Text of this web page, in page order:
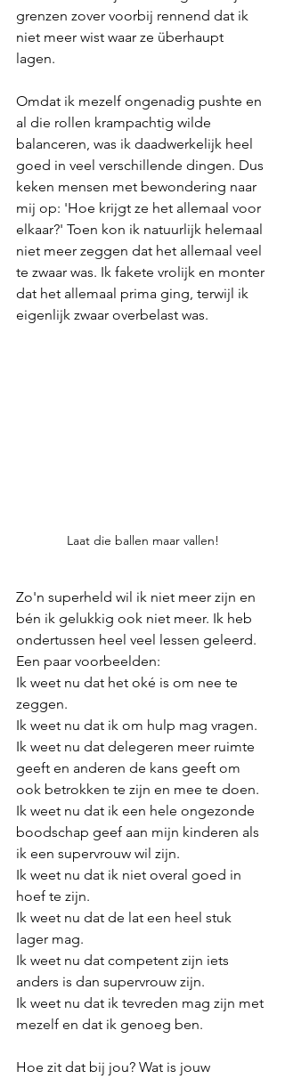
grenzen zover voorbij rennend dat ik
niet meer wist waar ze überhaupt
lagen.
Omdat ik mezelf ongenadig pushte en
al die rollen krampachtig wilde
balanceren, was ik daadwerkelijk heel
goed in veel verschillende dingen. Dus
keken mensen met bewondering naar
mij op: 'Hoe krijgt ze het allemaal voor
elkaar?' Toen kon ik natuurlijk helemaal
niet meer zeggen dat het allemaal veel
te zwaar was. Ik fakete vrolijk en monter
dat het allemaal prima ging, terwijl ik
eigenlijk zwaar overbelast was.
Laat die ballen maar vallen!
Zo'n superheld wil ik niet meer zijn en
bén ik gelukkig ook niet meer. Ik heb
ondertussen heel veel lessen geleerd.
Een paar voorbeelden:
Ik weet nu dat het oké is om nee te
zeggen.
Ik weet nu dat ik om hulp mag vragen.
Ik weet nu dat delegeren meer ruimte
geeft en anderen de kans geeft om
ook betrokken te zijn en mee te doen.
Ik weet nu dat ik een hele ongezonde
boodschap geef aan mijn kinderen als
ik een supervrouw wil zijn.
Ik weet nu dat ik niet overal goed in
hoef te zijn.
Ik weet nu dat de lat een heel stuk
lager mag.
Ik weet nu dat competent zijn iets
anders is dan supervrouw zijn.
Ik weet nu dat ik tevreden mag zijn met
mezelf en dat ik genoeg ben.
Hoe zit dat bij jou? Wat is jouw